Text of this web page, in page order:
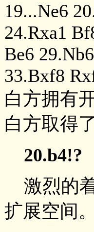
19...Ne6
24.Rxa1
Be6
33.Bxf8
白方拥有
白方取得
20.b4!?
激烈的
扩展空间。